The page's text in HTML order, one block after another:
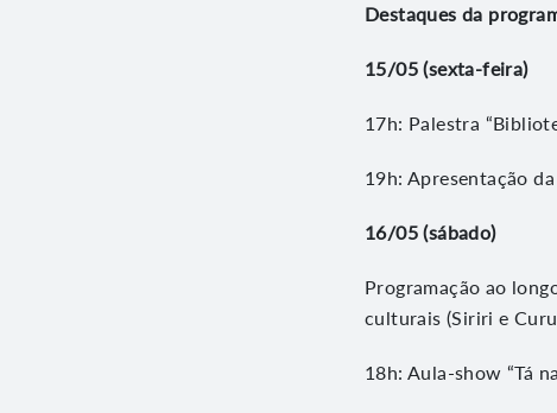
Destaques da
15/05 (sexta-feira)
17h: Palestra
19h: Apresentação
16/05 (sábado)
Programação ao
culturais (Siriri e
18h: Aula-show “Tá